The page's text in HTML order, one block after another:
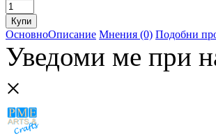
ОсновноОписание Мнения (0) Подобни
Уведоми ме при
×